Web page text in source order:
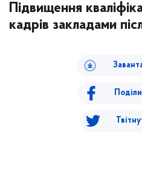
Підвищення
кадрів закладами